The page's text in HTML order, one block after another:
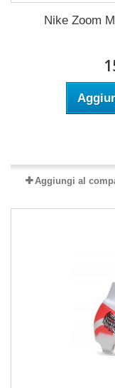
Nike Zoom
Aggiungi al